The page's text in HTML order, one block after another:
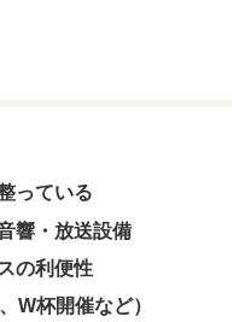
っている
響・放送設備
の利便性
W杯開催など）